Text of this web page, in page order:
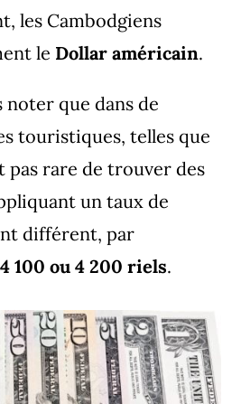
les Cambodgiens
le Dollar américain.
que dans de
touristiques, telles que
pas rare de trouver des
un taux de
différent, par
100 ou 4 200 riels.